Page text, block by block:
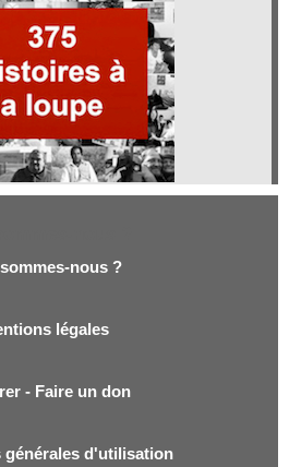
nous ?
légales
- Faire un don
générales d'utilisation